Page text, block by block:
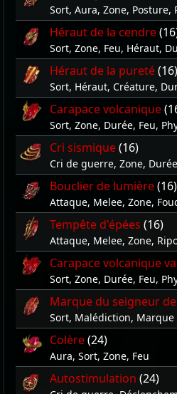
Sort, Aura, Zone, Posture,
Héraut de la cendre
Sort, Zone, Feu, Héraut,
Héraut de la pureté(16)
Sort, Héraut, Créature,
Carapace volcanique
Sort, Zone, Durée, Feu,
Cri sismique(16)
Cri de guerre, Zone, Durée
Bouclier de lumière(16)
Attaque, Melee, Zone,
Tempête d'épées (16)
Attaque, Melee, Zone,
Carapace volcanique
Sort, Zone, Durée, Feu,
Marque du seigneur
Sort, Malédiction, Marque
Colère(24)
Aura, Sort, Zone, Feu
Autostimulation (24)